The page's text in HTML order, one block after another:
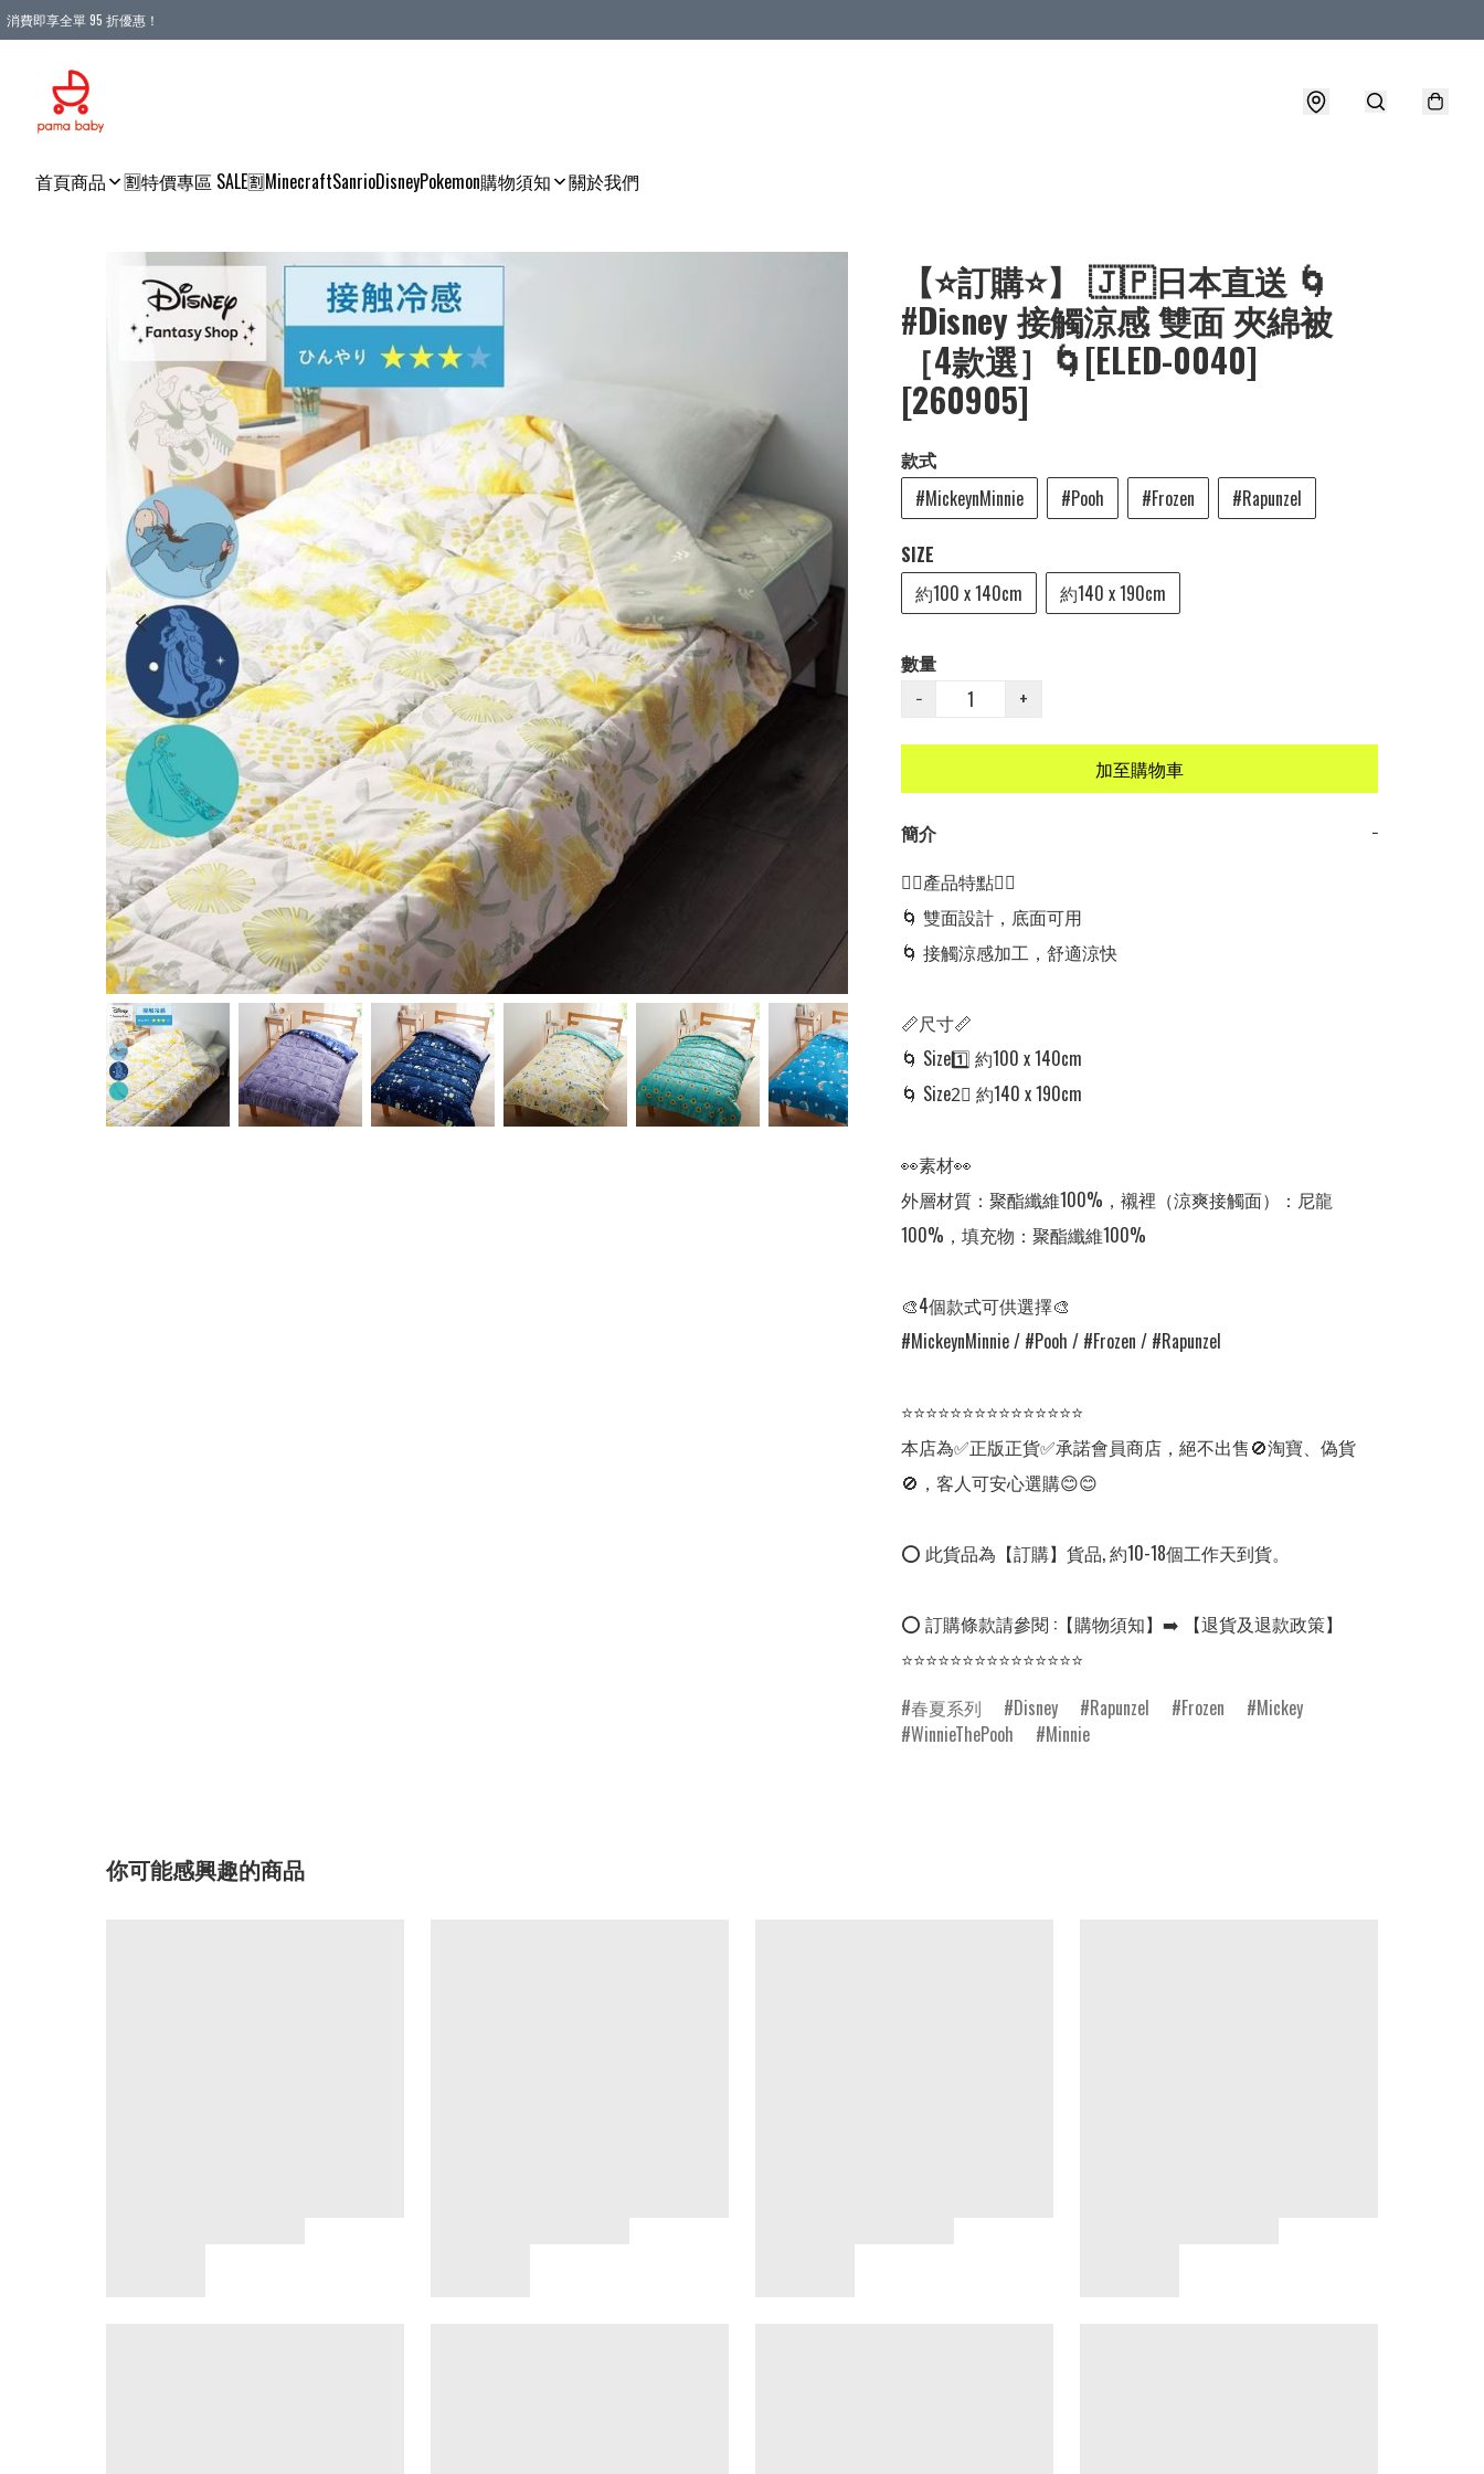
消費即享全單 95 折優惠！
首頁商品 🈹特價專區 SALE🈹MinecraftSanrioDisneyPokemon購物須知 關於我們
【⭐訂購⭐】 🇯🇵日本直送 🌀
#Disney 接觸涼感 雙面 夾綿被
［4款選］🌀[ELED-0040]
[260905]
款式
#MickeynMinnie
#Pooh #Frozen #Rapunzel
SIZE
約100 x 140cm
約140 x 190cm
數量
−
+
加至購物車
簡介
−
👍🏻產品特點👍🏻
🌀 雙面設計，底面可用
🌀 接觸涼感加工，舒適涼快
📏尺寸📏
🌀 Size1️⃣ 約100 x 140cm
🌀 Size2⃣ 約140 x 190cm
👀素材👀
外層材質：聚酯纖維100%，襯裡（涼爽接觸面）：尼龍
100%，填充物：聚酯纖維100%
🎨4個款式可供選擇🎨
#MickeynMinnie / #Pooh / #Frozen / #Rapunzel
⭐⭐⭐⭐⭐⭐⭐⭐⭐⭐⭐⭐⭐⭐⭐
本店為✅正版正貨✅承諾會員商店，絕不出售🚫淘寶、偽貨
🚫，客人可安心選購😊😊
⭕ 此貨品為【訂購】貨品, 約10-18個工作天到貨。
⭕ 訂購條款請參閱 :【購物須知】➡️ 【退貨及退款政策】
春夏系列
Disney Rapunzel Frozen
Mickey
WinnieThePooh
Minnie
你可能感興趣的商品